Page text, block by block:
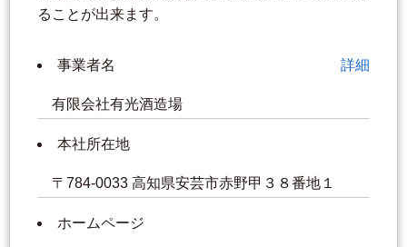
ることが出来ます。
事業者名 詳細
有限会社有光酒造場
本社所在地
〒784-0033 高知県安芸市赤野甲３８番地１
ホームページ